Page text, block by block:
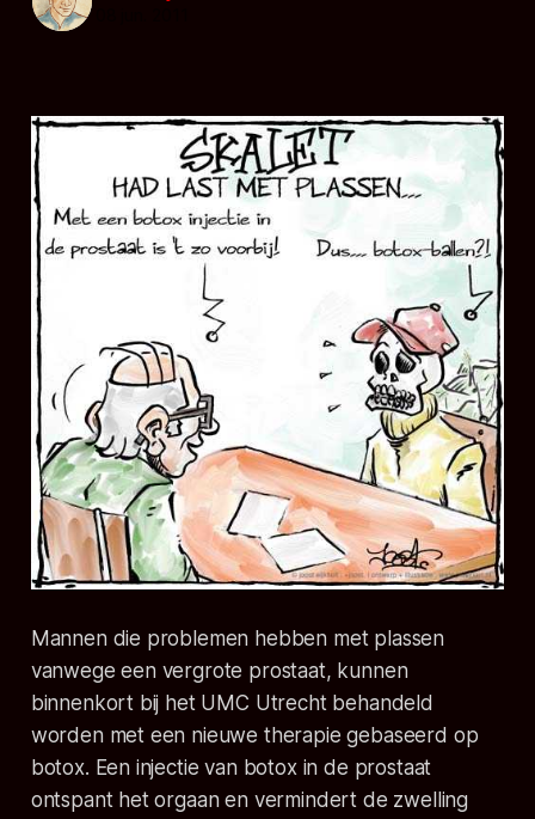
Mannen die problemen hebben met plassen
vanwege een vergrote prostaat, kunnen
binnenkort bij het UMC Utrecht behandeld
worden met een nieuwe therapie gebaseerd op
botox. Een injectie van botox in de prostaat
ontspant het orgaan en vermindert de zwelling